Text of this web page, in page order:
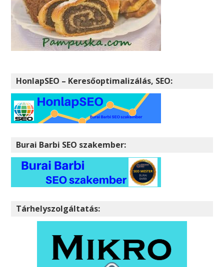
HonlapSEO – Keresőoptimalizálás, SEO:
Burai Barbi SEO szakember:
Tárhelyszolgáltatás: